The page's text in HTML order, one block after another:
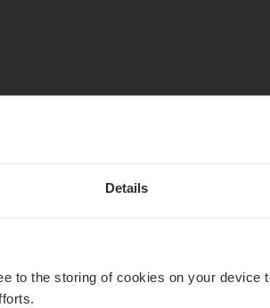
Details
to the storing of cookies on your device